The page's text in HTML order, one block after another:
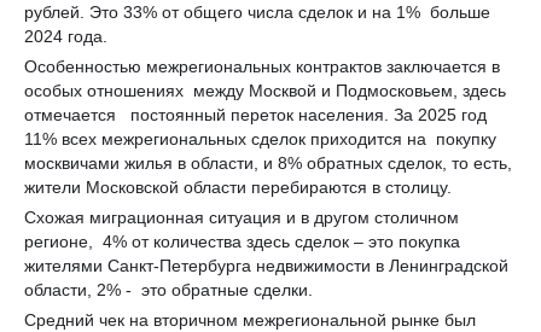
рублей. Это 33% от общего числа сделок и на 1% больше
2024 года.
Особенностью межрегиональных контрактов заключается в
особых отношениях между Москвой и Подмосковьем, здесь
отмечается постоянный переток населения. За 2025 год
11% всех межрегиональных сделок приходится на покупку
москвичами жилья в области, и 8% обратных сделок, то есть,
жители Московской области перебираются в столицу.
Схожая миграционная ситуация и в другом столичном
регионе, 4% от количества здесь сделок – это покупка
жителями Санкт-Петербурга недвижимости в Ленинградской
области, 2% - это обратные сделки.
Средний чек на вторичном межрегиональной рынке был